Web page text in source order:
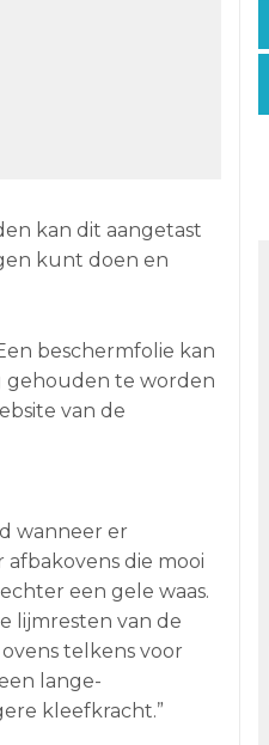
kan dit aangetast
kunt doen en
beschermfolie kan
gehouden te worden
van de
wanneer er
die mooi
een gele waas.
lijmresten van de
telkens voor
lange-
kleefkracht.”